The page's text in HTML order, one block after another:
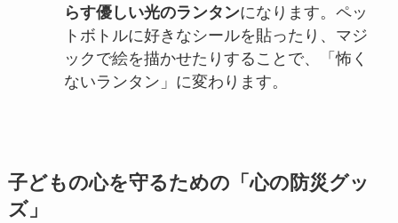
らす優しい光のランタンになります。ペッ
トボトルに好きなシールを貼ったり、マジ
ックで絵を描かせたりすることで、「怖く
ないランタン」に変わります。
子どもの心を守るための「心の防災グッ
ズ」